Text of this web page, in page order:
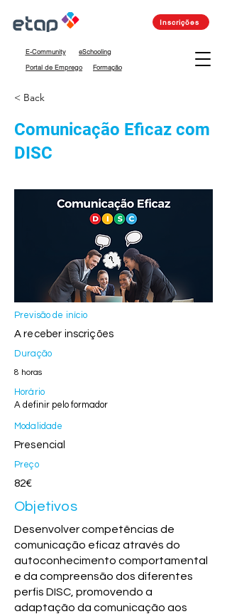
eSchooling
E-Community
Portal de Emprego
Formação
Inscrições
< Back
Comunicação Eficaz com
DISC
Previsão de início
A receber inscrições
Duração
8 horas
Horário
A definir pelo formador
Modalidade
Presencial
Preço
82€
Objetivos
Desenvolver competências de
comunicação eficaz através do
autoconhecimento comportamental
e da compreensão dos diferentes
perfis DISC, promovendo a
adaptação da comunicação aos